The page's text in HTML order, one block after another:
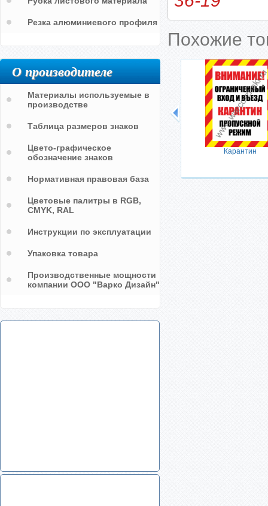
Похожие
Карантин
Резка алюминиевого профиля
О производителе
Материалы используемые в
производстве
Таблица размеров знаков
Цвето-графическое
обозначение знаков
Нормативная правовая база
Цветовые палитры в RGB,
CMYK, RAL
Инструкции по эксплуатации
Упаковка товара
Производственные мощности
компании ООО "Варко Дизайн"